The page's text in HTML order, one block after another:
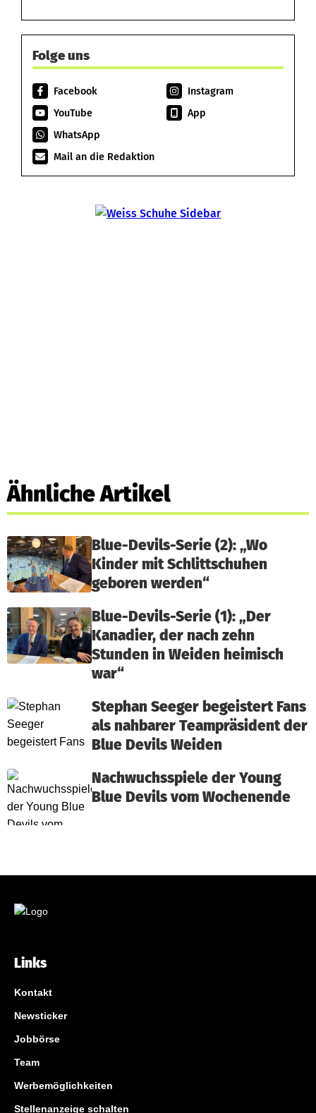
Folge uns
Facebook
Instagram
YouTube
App
WhatsApp
Mail an die Redaktion
Ähnliche Artikel
Blue-Devils-Serie (2): „Wo
Kinder mit Schlittschuhen
geboren werden“
Blue-Devils-Serie (1): „Der
Kanadier, der nach zehn
Stunden in Weiden heimisch
war“
Stephan Seeger begeistert Fans
als nahbarer Teampräsident der
Blue Devils Weiden
Nachwuchsspiele der Young
Blue Devils vom Wochenende
Links
Kontakt
Newsticker
Jobbörse
Team
Werbemöglichkeiten
Stellenanzeige schalten